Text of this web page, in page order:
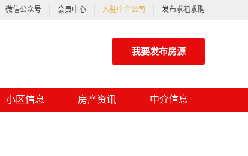
微信公众号 会员中心 入驻中介公司 发布求租求购
我要发布房源
小区信息 房产资讯 中介信息